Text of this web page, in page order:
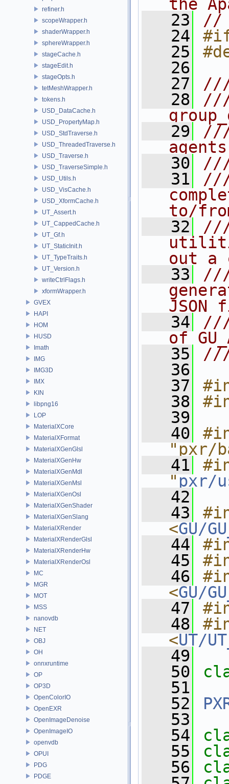
refiner.h
scopeWrapper.h
shaderWrapper.h
sphereWrapper.h
stageCache.h
stageEdit.h
stageOpts.h
tetMeshWrapper.h
tokens.h
USD_DataCache.h
USD_PropertyMap.h
USD_StdTraverse.h
USD_ThreadedTraverse.h
USD_Traverse.h
USD_TraverseSimple.h
USD_Utils.h
USD_VisCache.h
USD_XformCache.h
UT_Assert.h
UT_CappedCache.h
UT_Gf.h
UT_StaticInit.h
UT_TypeTraits.h
UT_Version.h
writeCtrlFlags.h
xformWrapper.h
GVEX
HAPI
HOM
HUSD
Imath
IMG
IMG3D
IMX
KIN
libpng16
LOP
MaterialXCore
MaterialXFormat
MaterialXGenGlsl
MaterialXGenHw
MaterialXGenMdl
MaterialXGenMsl
MaterialXGenOsl
MaterialXGenShader
MaterialXGenSlang
MaterialXRender
MaterialXRenderGlsl
MaterialXRenderHw
MaterialXRenderOsl
MC
MGR
MOT
MSS
nanovdb
NET
OBJ
OH
onnxruntime
OP
OP3D
OpenColorIO
OpenEXR
OpenImageDenoise
OpenImageIO
openvdb
OPUI
PDG
PDGE
the
   23
//
   24
   25
   26
   27
   28
///
   29
   30
   31
///
to/
   32
///
out a
   33
///
JSON
   34
///
of
   35
   36
   37
   38
   39
   40
"pxr/
   41
" pxr/
   42
   43
<GU/
   44
   45
   46
<GU/
   47
   48
<UT/
   49
   50
   51
   52
   53
   54
   55
   56